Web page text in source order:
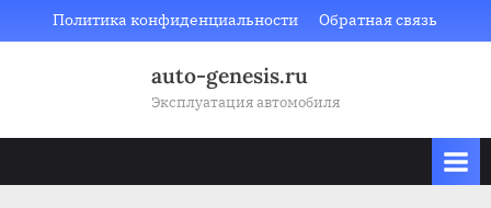
to
Политика конфиденциальности Обратная связь
auto-genesis.ru
Эксплуатация автомобиля